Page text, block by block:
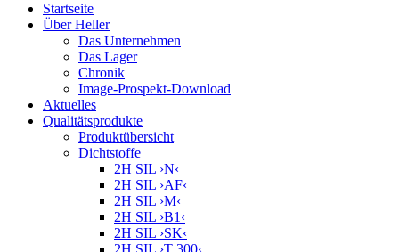
Startseite
Über Heller
Das Unternehmen
Das Lager
Chronik
Image-Prospekt-Download
Aktuelles
Qualitätsprodukte
Produktübersicht
Dichtstoffe
2H SIL ›N‹
2H SIL ›AF‹
2H SIL ›M‹
2H SIL ›B1‹
2H SIL ›SK‹
2H SIL ›T 300‹